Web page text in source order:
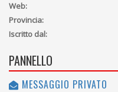
Web:
Provincia:
Iscritto dal:
PANNELLO
MESSAGGIO PRIVATO